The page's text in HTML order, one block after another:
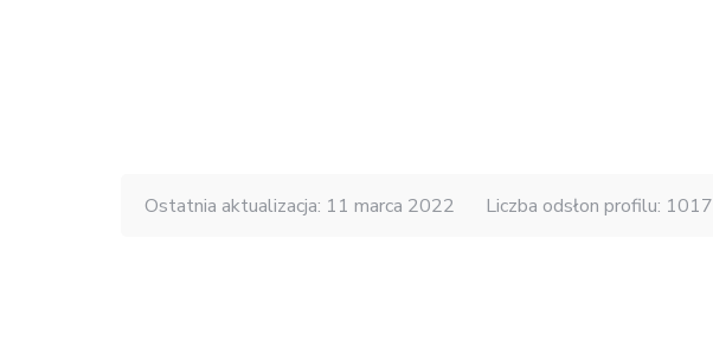
Ostatnia aktualizacja: 11 marca 2022 Liczba odsłon profilu: 1017